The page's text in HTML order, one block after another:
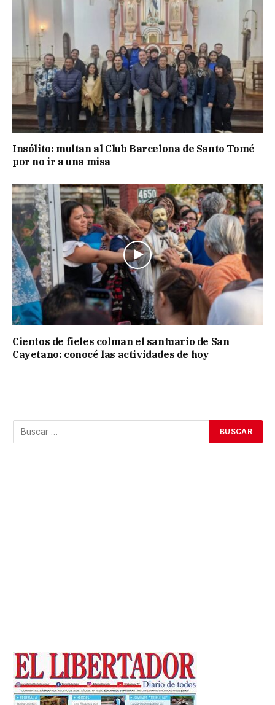
Insólito: multan al Club Barcelona de Santo Tomé
por no ir a una misa
Cientos de fieles colman el santuario de San
Cayetano: conocé las actividades de hoy